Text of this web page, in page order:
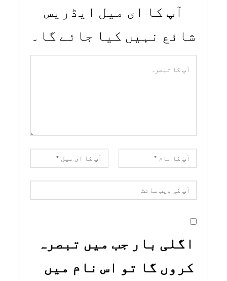
آپ کا ای میل ایڈریس
شائع نہیں کیا جائے گا۔
اگلی بار جب میں تبصرہ
کروں گا تو اس نام میں